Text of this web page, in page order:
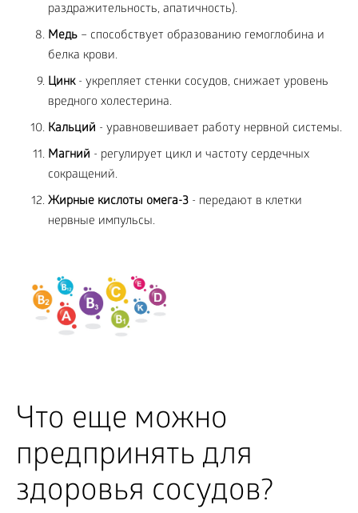
раздражительность, апатичность).
Медь – способствует образованию гемоглобина и
белка крови.
Цинк- укрепляет стенки сосудов, снижает уровень
вредного холестерина.
Кальций - уравновешивает работу нервной системы.
Магний - регулирует цикл и частоту сердечных
сокращений.
Жирные кислоты омега-3 - передают в клетки
нервные импульсы.
Что еще можно
предпринять для
здоровья сосудов?